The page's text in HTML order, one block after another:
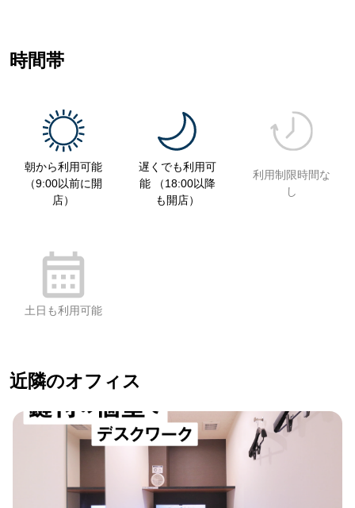
時間帯
朝から利用可能
（9:00以前に開
店）
遅くでも利用可
能 （18:00以降
も開店）
利用制限時間な
し
土日も利用可能
近隣のオフィス